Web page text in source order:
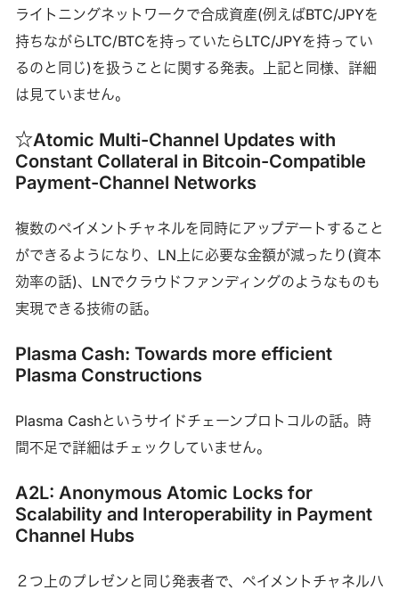
ライトニングネットワークで合成資産(例えばBTC/JPYを
持ちながらLTC/BTCを持っていたらLTC/JPYを持ってい
るのと同じ)を扱うことに関する発表。上記と同様、詳細
は見ていません。
☆Atomic Multi-Channel Updates with
Constant Collateral in Bitcoin-Compatible
Payment-Channel Networks
複数のペイメントチャネルを同時にアップデートすること
ができるようになり、LN上に必要な金額が減ったり(資本
効率の話)、LNでクラウドファンディングのようなものも
実現できる技術の話。
Plasma Cash: Towards more efficient
Plasma Constructions
Plasma Cashというサイドチェーンプロトコルの話。時
間不足で詳細はチェックしていません。
A2L: Anonymous Atomic Locks for
Scalability and Interoperability in Payment
Channel Hubs
２つ上のプレゼンと同じ発表者で、ペイメントチャネルハ